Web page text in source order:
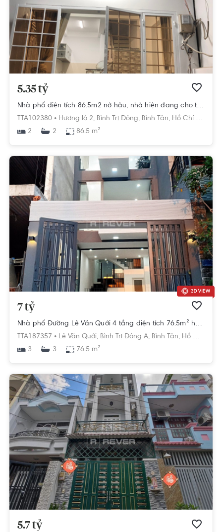
5.35 tỷ
Nhà phố diện tích 86.5m2 nở hậu, nhà hiện đang cho thuê trọ và ở.
TTA102380 • Hương lộ 2, Bình Trị Đông, Bình Tân, Hồ Chí Minh
2
2 86.5 m²
7 tỷ
Nhà phố Đường Lê Văn Quới 4 tầng diện tích 76.5m² hướng đông pháp lý sổ hồng
TTA187357 • Lê Văn Quới, Bình Trị Đông A, Bình Tân, Hồ Chí Minh
3
3 76.5 m²
5.7 tỷ